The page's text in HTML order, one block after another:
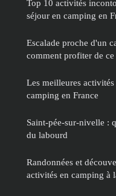
Top 10 activités
séjour en camping en
Escalade proche d'un
comment profiter de
Les meilleures
camping en France
Saint-pée-sur-nivelle :
du labourd
Randonnées et
activités en camping à